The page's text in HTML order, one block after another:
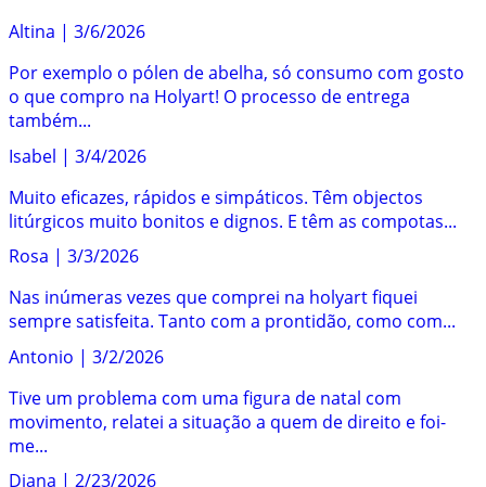
Altina | 3/6/2026
Por exemplo o pólen de abelha, só consumo com gosto
o que compro na Holyart! O processo de entrega
também...
Isabel | 3/4/2026
Muito eficazes, rápidos e simpáticos. Têm objectos
litúrgicos muito bonitos e dignos. E têm as compotas...
Rosa | 3/3/2026
Nas inúmeras vezes que comprei na holyart fiquei
sempre satisfeita. Tanto com a prontidão, como com...
Antonio | 3/2/2026
Tive um problema com uma figura de natal com
movimento, relatei a situação a quem de direito e foi-
me...
Diana | 2/23/2026